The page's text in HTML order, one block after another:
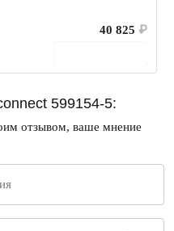
40 825 ₽
599154-5:
отзывом, ваше мнение